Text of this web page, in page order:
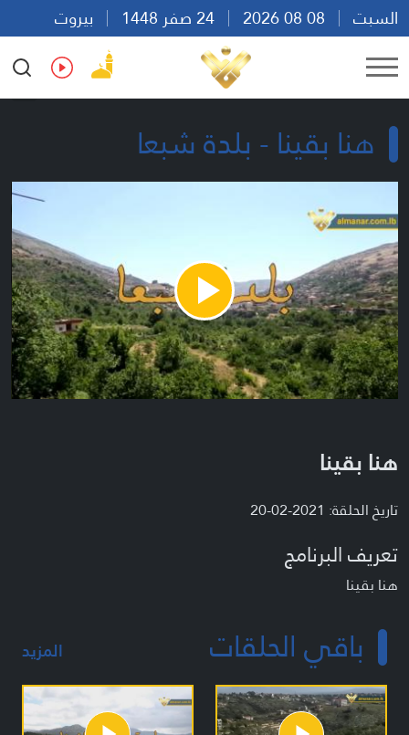
السبت
بيروت
08:48
Ar En Fr Es
هنا بقينا - بلدة شبعا
Play
Video
هنا بقينا
تاريخ الحلقة: 2021-02-20
تعريف البرنامج
هنا بقينا
باقي الحلقات المزيد